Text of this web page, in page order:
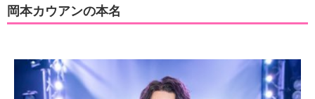
岡本カウアンの本名